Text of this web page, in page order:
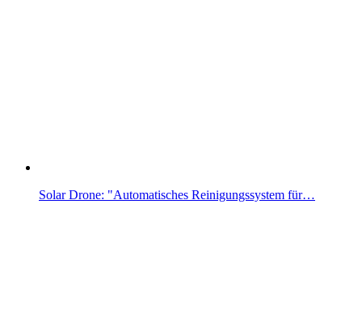
Solar Drone: "Automatisches Reinigungssystem für…